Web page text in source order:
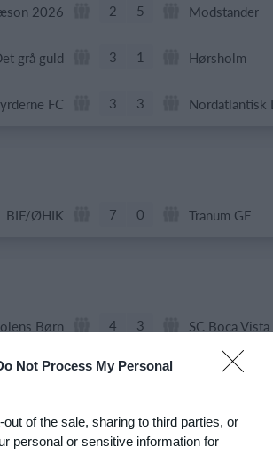
Not Process My Personal
of the sale, sharing to third parties, or
personal or sensitive information for
2026 2 5 Modstander
grå guld 3 1 Hørsholm
FC 3 3 Nordatlantisk
BIF/ØHIK 7 0 Tranum GF
Børn 4 3 SC Boca Vista
Drengene 1 4 FC